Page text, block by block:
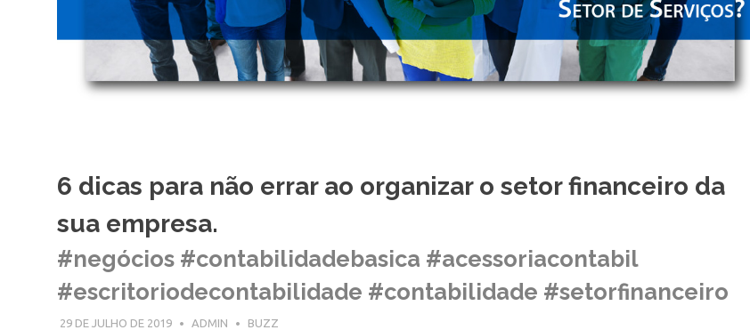
6 dicas para não errar ao organizar o setor financeiro da
sua empresa.
#negócios #contabilidadebasica #acessoriacontabil
#escritoriodecontabilidade #contabilidade #setorfinanceiro
29 DE JULHO DE 2019 ADMIN BUZZ